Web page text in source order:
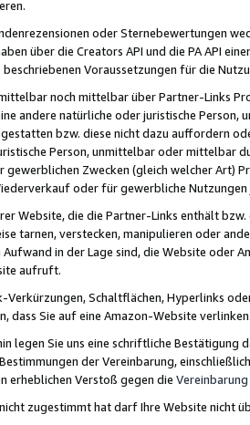
oder Sternebewertungen
über die Creators API und die PA API
Voraussetzungen für die
noch mittelbar über Partner-Links
andere natürliche oder juristische
bzw. diese nicht dazu auffordern
Person, unmittelbar oder mittelbar
Zwecken (gleich welcher Art)
oder für gewerbliche
Website, die die Partner-Links enthält
tarnen, verstecken, manipulieren oder
in der Lage sind, die Website oder
aufruft.
Verkürzungen, Schaltflächen, Hyperlinks
dass Sie auf eine Amazon-Website
legen Sie uns eine schriftliche
der Vereinbarung,
erheblichen Verstoß gegen die Vereinbarung
zugestimmt hat darf Ihre Website nicht